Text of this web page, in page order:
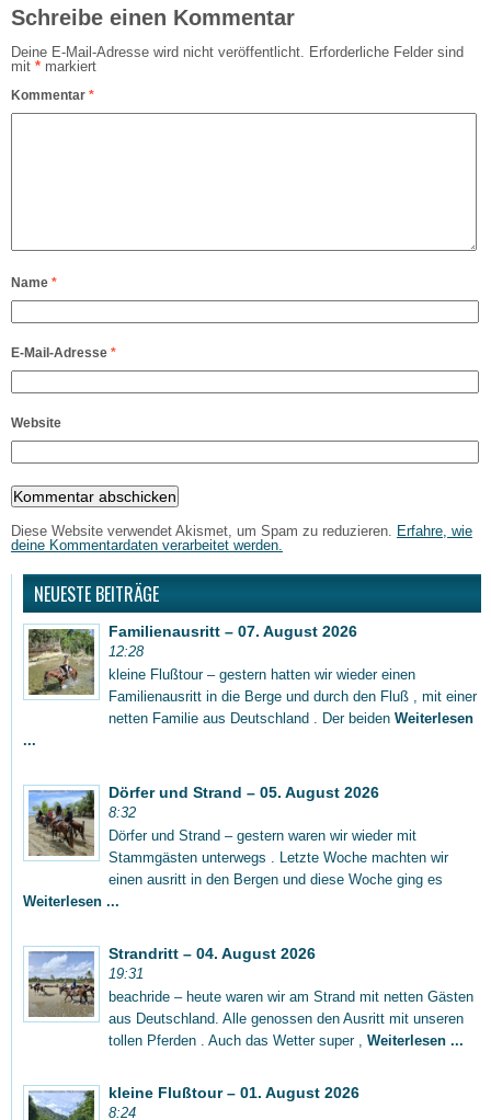
Schreibe einen Kommentar
Deine E-Mail-Adresse wird nicht veröffentlicht.
Erforderliche Felder sind
mit * markiert
Kommentar *
Name *
E-Mail-Adresse *
Website
Diese Website verwendet Akismet, um Spam zu reduzieren.
Erfahre, wie
deine Kommentardaten verarbeitet werden.
NEUESTE BEITRÄGE
Familienausritt – 07. August 2026
12:28
kleine Flußtour – gestern hatten wir wieder einen
Familienausritt in die Berge und durch den Fluß , mit einer
netten Familie aus Deutschland . Der beiden Weiterlesen
...
Dörfer und Strand – 05. August 2026
8:32
Dörfer und Strand – gestern waren wir wieder mit
Stammgästen unterwegs . Letzte Woche machten wir
einen ausritt in den Bergen und diese Woche ging es
Weiterlesen ...
Strandritt – 04. August 2026
19:31
beachride – heute waren wir am Strand mit netten Gästen
aus Deutschland. Alle genossen den Ausritt mit unseren
tollen Pferden . Auch das Wetter super , Weiterlesen ...
kleine Flußtour – 01. August 2026
8:24